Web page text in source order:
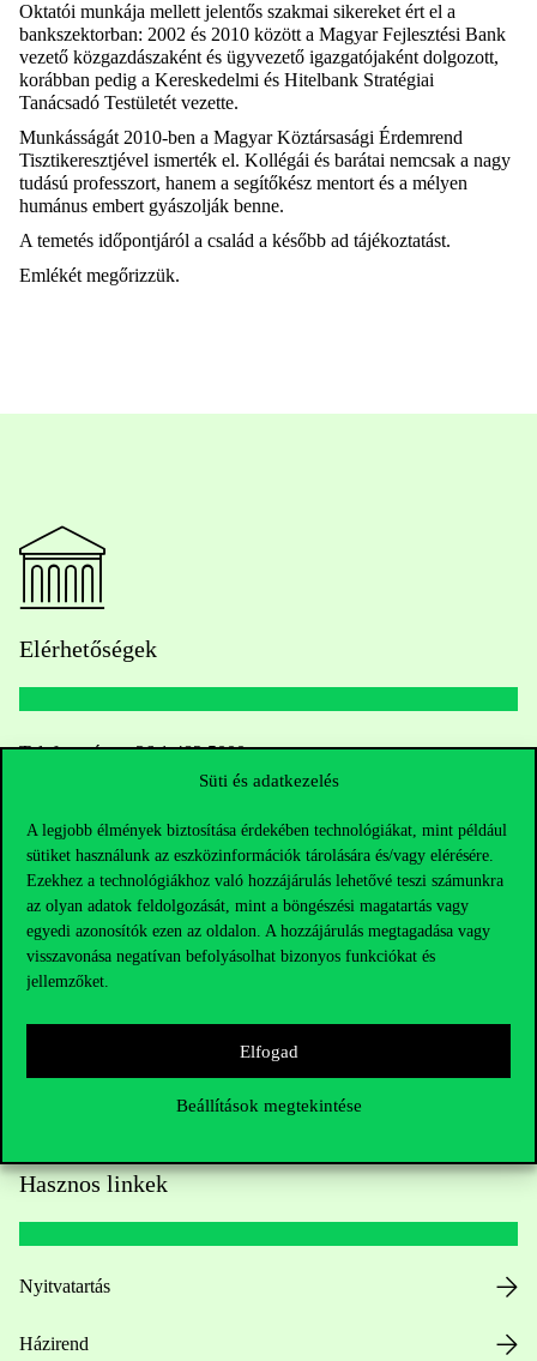
Süti és adatkezelés
A legjobb élmények biztosítása érdekében technológiákat, mint például
sütiket használunk az eszközinformációk tárolására és/vagy elérésére.
Ezekhez a technológiákhoz való hozzájárulás lehetővé teszi számunkra
az olyan adatok feldolgozását, mint a böngészési magatartás vagy
egyedi azonosítók ezen az oldalon. A hozzájárulás megtagadása vagy
visszavonása negatívan befolyásolhat bizonyos funkciókat és
jellemzőket.
Elfogad
Beállítások megtekintése
Oktatói munkája mellett jelentős szakmai sikereket ért el a
bankszektorban: 2002 és 2010 között a Magyar Fejlesztési Bank
vezető közgazdászaként és ügyvezető igazgatójaként dolgozott,
korábban pedig a Kereskedelmi és Hitelbank Stratégiai
Tanácsadó Testületét vezette.
Munkásságát 2010-ben a Magyar Köztársasági Érdemrend
Tisztikeresztjével ismerték el. Kollégái és barátai nemcsak a nagy
tudású professzort, hanem a segítőkész mentort és a mélyen
humánus embert gyászolják benne.
A temetés időpontjáról a család a később ad tájékoztatást.
Emlékét megőrizzük.
Elérhetőségek
Telefonszám:+36 1 482 5000
HUB jelenlegi hallgatóinknak
Sajtó:press@uni-corvinus.hu
Hasznos linkek
Nyitvatartás
Házirend